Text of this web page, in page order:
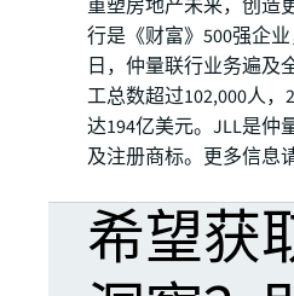
重塑房地产未来，创造
行是《财富》500强企
日，仲量联行业务遍及
工总数超过102,000人
达194亿美元。JLL是仲
及注册商标。更多信息
希望获